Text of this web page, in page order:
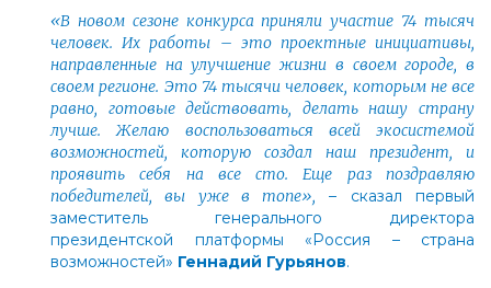
«В новом сезоне конкурса приняли участие 74 тысяч
человек. Их работы – это проектные инициативы,
направленные на улучшение жизни в своем городе, в
своем регионе. Это 74 тысячи человек, которым не все
равно, готовые действовать, делать нашу страну
лучше. Желаю воспользоваться всей экосистемой
возможностей, которую создал наш президент, и
проявить себя на все сто. Еще раз поздравляю
победителей, вы уже в топе»,
– сказал первый
заместитель генерального директора
президентской платформы «Россия – страна
возможностей» Геннадий Гурьянов.